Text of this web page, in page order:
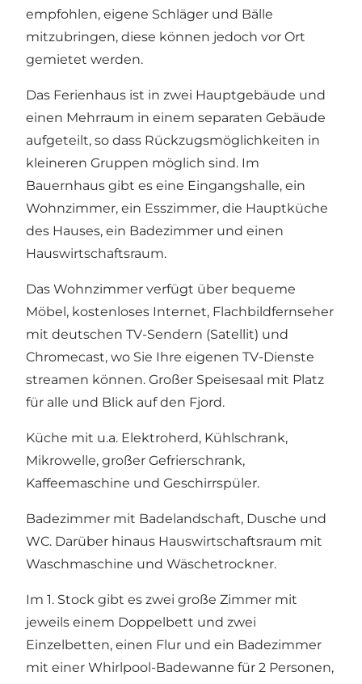
empfohlen, eigene Schläger und Bälle
mitzubringen, diese können jedoch vor Ort
gemietet werden.
Das Ferienhaus ist in zwei Hauptgebäude und
einen Mehrraum in einem separaten Gebäude
aufgeteilt, so dass Rückzugsmöglichkeiten in
kleineren Gruppen möglich sind. Im
Bauernhaus gibt es eine Eingangshalle, ein
Wohnzimmer, ein Esszimmer, die Hauptküche
des Hauses, ein Badezimmer und einen
Hauswirtschaftsraum.
Das Wohnzimmer verfügt über bequeme
Möbel, kostenloses Internet, Flachbildfernseher
mit deutschen TV-Sendern (Satellit) und
Chromecast, wo Sie Ihre eigenen TV-Dienste
streamen können. Großer Speisesaal mit Platz
für alle und Blick auf den Fjord.
Küche mit u.a. Elektroherd, Kühlschrank,
Mikrowelle, großer Gefrierschrank,
Kaffeemaschine und Geschirrspüler.
Badezimmer mit Badelandschaft, Dusche und
WC. Darüber hinaus Hauswirtschaftsraum mit
Waschmaschine und Wäschetrockner.
Im 1. Stock gibt es zwei große Zimmer mit
jeweils einem Doppelbett und zwei
Einzelbetten, einen Flur und ein Badezimmer
mit einer Whirlpool-Badewanne für 2 Personen,